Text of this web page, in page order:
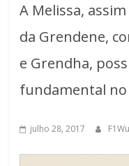
A Melissa,
da Grendene,
e Grendha,
fundamental no
julho 28, 2017